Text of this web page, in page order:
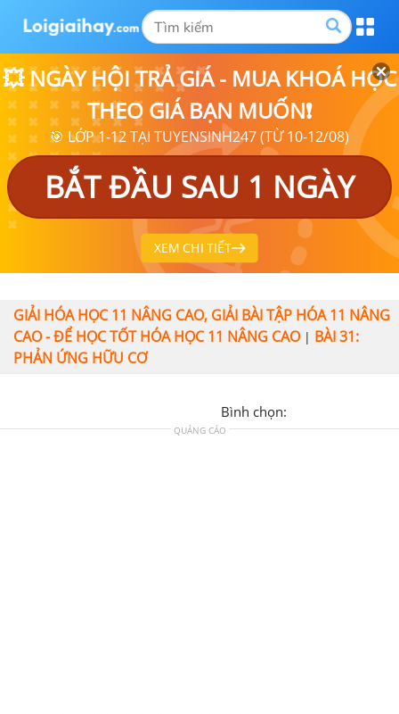
💥 NGÀY HỘI TRẢ GIÁ - MUA KHOÁ HỌC
THEO GIÁ BẠN MUỐN❗
🎯 LỚP 1-12 TẠI TUYENSINH247 (TỪ 10-12/08)
BẮT ĐẦU SAU 1 NGÀY
XEM CHI TIẾT
GIẢI HÓA HỌC 11 NÂNG CAO, GIẢI BÀI TẬP HÓA 11 NÂNG
CAO - ĐỂ HỌC TỐT HÓA HỌC 11 NÂNG CAO| BÀI 31:
PHẢN ỨNG HỮU CƠ
Bình chọn:
QUẢNG CÁO